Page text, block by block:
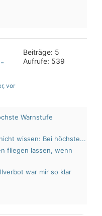
, vor
Beiträge: 5
Aufrufe: 539
Warnstufe
wissen: Bei höchste...
fliegen lassen, wenn
war mir so klar